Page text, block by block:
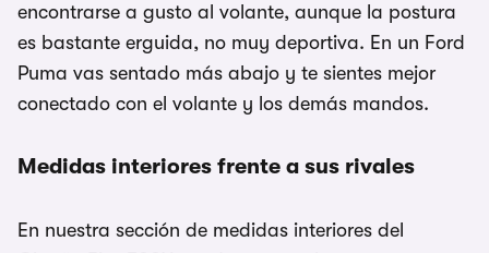
encontrarse a gusto al volante, aunque la postura
es bastante erguida, no muy deportiva. En un Ford
Puma vas sentado más abajo y te sientes mejor
conectado con el volante y los demás mandos.
Medidas interiores frente a sus rivales
En nuestra sección de medidas interiores del